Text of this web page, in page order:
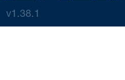
v1.38.1